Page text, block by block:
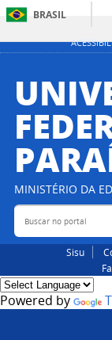
BRASIL
MINISTÉRIO DA
Buscar no portal
Sisu
Powered by